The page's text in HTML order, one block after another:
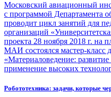
Московский авиационный
с программой Департамента
проводит цикл занятий для
организаций
проекта 28 ноября 2018 г. на
МАИ состоялся мастер-класс
«Материаловедение:
применение высоких
Робототехника: задачи, которые